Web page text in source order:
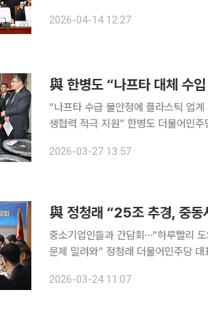
2026-04-14 12:27
與 한병도 “나프타 대체 수
“나프타 수급 불안정에 플라스틱 업
생협력 적극 지원” 한병도 더불어민주당 원내대표는 27일 “나프타 대체 수입 차액을 지원하는 예산
장간담회에서 “어제(26일) 추경안 당
2026-03-27 13:57
與 정청래 “25조 추경, 중동
중소기업인들과 간담회⋯“하루빨리
문제 밀려와” 정청래 더불어민주당 대표는 중동 상황과 관련해 “25조 원 규모로 긴급 편성되는 추
일 서울 여의도 중소기업중앙회에서
2026-03-24 11:07